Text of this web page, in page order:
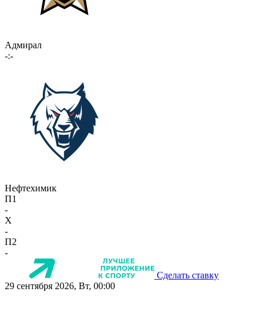
Адмирал
-:-
Нефтехимик
П1
-
X
-
П2
-
Сделать ставку
29 сентября 2026, Вт, 00:00